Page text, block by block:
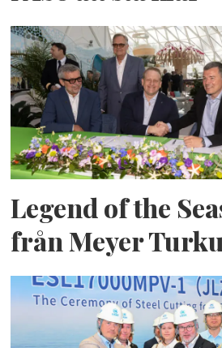
Legend of the
från Meyer Turku